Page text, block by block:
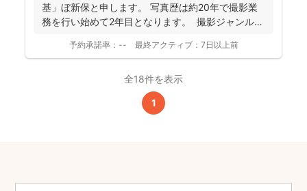
基」ぼ新保と申します。 写真歴は約20年で撮影業
務を行い始めて2年目となります。 撮影ジャンルは
予約承諾率： -- 最終アクティブ： 7日以上前
全18件を表示
1